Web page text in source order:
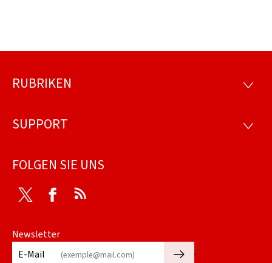
Footer
RUBRIKEN
SUPPORT
FOLGEN SIE UNS
Twitter Facebook
Newsletter
E-Mail
🡒